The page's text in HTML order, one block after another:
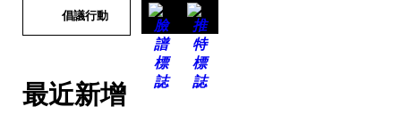
倡議行動
最近新增